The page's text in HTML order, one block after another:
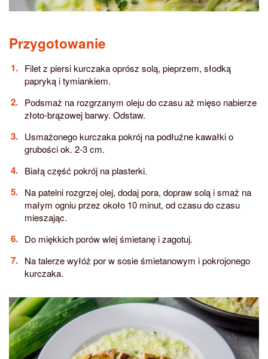
Przygotowanie
Filet z piersi kurczaka oprósz solą, pieprzem, słodką
papryką i tymiankiem.
Podsmaż na rozgrzanym oleju do czasu aż mięso nabierze
złoto-brązowej barwy. Odstaw.
Usmażonego kurczaka pokrój na podłużne kawałki o
grubości ok. 2-3 cm.
Białą część pokrój na plasterki.
Na patelni rozgrzej olej, dodaj pora, dopraw solą i smaż na
małym ogniu przez około 10 minut, od czasu do czasu
mieszając.
Do miękkich porów wlej śmietanę i zagotuj.
Na talerze wyłóż por w sosie śmietanowym i pokrojonego
kurczaka.